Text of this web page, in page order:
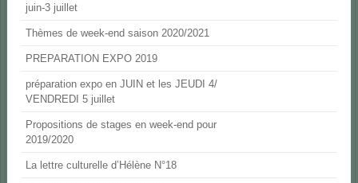
juin-3 juillet
Thèmes de week-end saison 2020/2021
PREPARATION EXPO 2019
préparation expo en JUIN et les JEUDI 4/
VENDREDI 5 juillet
Propositions de stages en week-end pour
2019/2020
La lettre culturelle d’Hélène N°18